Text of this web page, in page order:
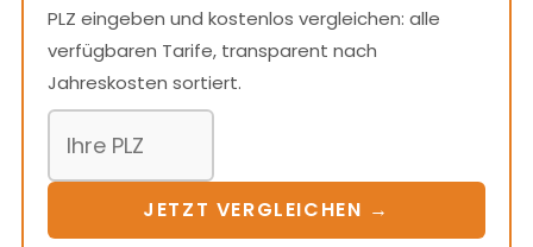
PLZ eingeben und kostenlos vergleichen: alle
verfügbaren Tarife, transparent nach
Jahreskosten sortiert.
JETZT VERGLEICHEN →